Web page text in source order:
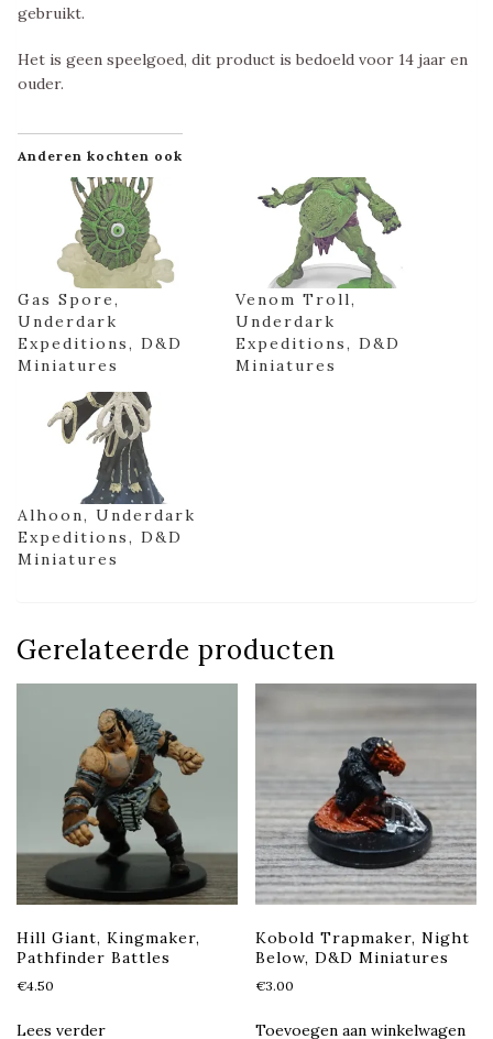
gebruikt.
Het is geen speelgoed, dit product is bedoeld voor 14 jaar en
ouder.
Anderen kochten ook
Gas Spore,
Underdark
Expeditions, D&D
Miniatures
Venom Troll,
Underdark
Expeditions, D&D
Miniatures
Alhoon, Underdark
Expeditions, D&D
Miniatures
Gerelateerde producten
Hill Giant, Kingmaker,
Pathfinder Battles
€4.50
Lees verder
Kobold Trapmaker, Night
Below, D&D Miniatures
€3.00
Toevoegen aan winkelwagen